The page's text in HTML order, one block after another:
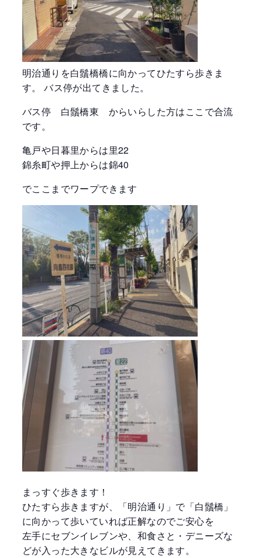
明治通りを白鬚橋橋に向かってひたすら歩きま
す。 バス停が出てきました。
バス停 白鬚橋東 からいらした方はここで合流
です。
亀戸や日暮里からは里22
錦糸町や押上からは錦40
でここまでワープできます
まっすぐ歩きます！
ひたすら歩きますが、「明治通り」で「白鬚橋」
に向かって歩いていれば正解なのでご安心を
左手にセブンイレブンや、和食さと・デニーズな
どが入った大きなビルが見えてきます。